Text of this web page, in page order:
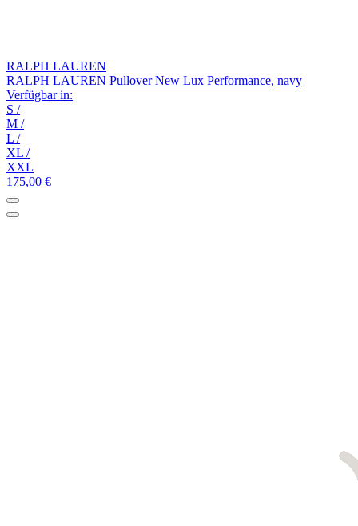
RALPH LAUREN
RALPH LAUREN Pullover New Lux Performance, navy
Verfügbar in:
S /
M /
L /
XL /
XXL
175,00 €